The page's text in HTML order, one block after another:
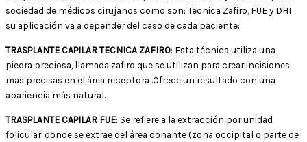
sociedad de médicos cirujanos como son: Tecnica Zafiro, FUE y DHI
su aplicación va a depender del caso de cada paciente:
TRASPLANTE CAPILAR TECNICA ZAFIRO: Esta técnica utiliza una
piedra preciosa, llamada zafiro que se utilizan para crear incisiones
mas precisas en el área receptora .Ofrece un resultado con una
apariencia más natural.
TRASPLANTE CAPILAR FUE: Se refiere a la extracción por unidad
folicular, donde se extrae del área donante (zona occipital o parte de